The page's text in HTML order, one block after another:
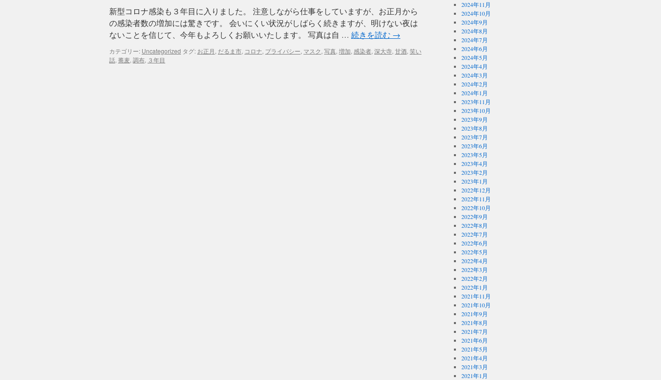
新型コロナ感染も３年目に入りました。 注意しながら仕事をしていますが、お正月から
の感染者数の増加には驚きです。 会いにくい状況がしばらく続きますが、明けない夜は
ないことを信じて、今年もよろしくお願いいたします。 写真は自 … 続きを読む →
カテゴリー: Uncategorized タグ: お正月, だるま市, コロナ, プライバシー, マスク, 写真, 増加, 感染者, 深大寺, 甘酒, 笑い
話, 蕎麦, 調布, ３年目
2024年11月
2024年10月
2024年9月
2024年8月
2024年7月
2024年6月
2024年5月
2024年4月
2024年3月
2024年2月
2024年1月
2023年11月
2023年10月
2023年9月
2023年8月
2023年7月
2023年6月
2023年5月
2023年4月
2023年2月
2023年1月
2022年12月
2022年11月
2022年10月
2022年9月
2022年8月
2022年7月
2022年6月
2022年5月
2022年4月
2022年3月
2022年2月
2022年1月
2021年11月
2021年10月
2021年9月
2021年8月
2021年7月
2021年6月
2021年5月
2021年4月
2021年3月
2021年1月